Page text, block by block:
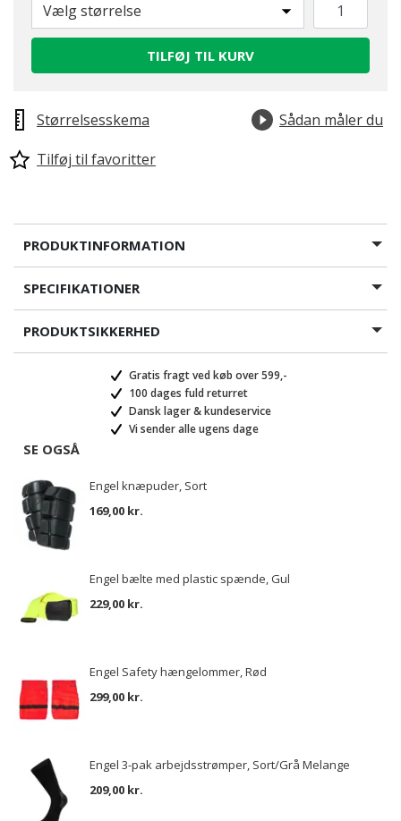
Vælg størrelse
TILFØJ TIL KURV
Størrelsesskema
Sådan måler du
Tilføj til favoritter
PRODUKTINFORMATION
SPECIFIKATIONER
PRODUKTSIKKERHED
Gratis fragt ved køb over 599,-
100 dages fuld returret
Dansk lager & kundeservice
Vi sender alle ugens dage
SE OGSÅ
Engel knæpuder, Sort
169,00 kr.
Engel bælte med plastic spænde, Gul
229,00 kr.
Engel Safety hængelommer, Rød
299,00 kr.
Engel 3-pak arbejdsstrømper, Sort/Grå Melange
209,00 kr.